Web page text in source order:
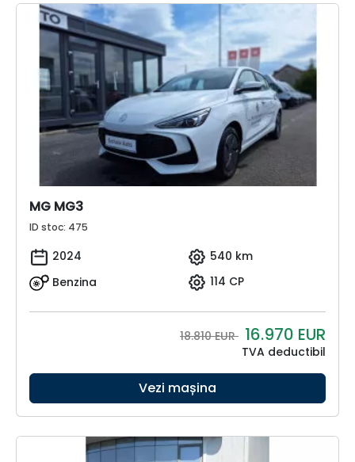
MG MG3
ID stoc: 475
2024
540 km
Benzina
114 CP
18.810 EUR 16.970 EUR
TVA deductibil
Vezi mașina